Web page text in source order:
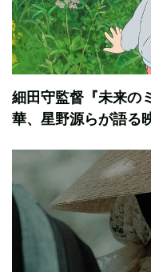
細田守監督『未来の
華、星野源らが語る